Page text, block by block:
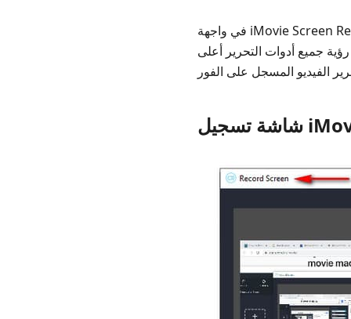
في واجهة iMovie Screen Recording ، يمكنك رؤية أي شيء تريده في تسجيل الشاشة. إنها واجهة يمكن إدارتها وسهلة الاستخدام
جميع أدوات التحرير أعلى